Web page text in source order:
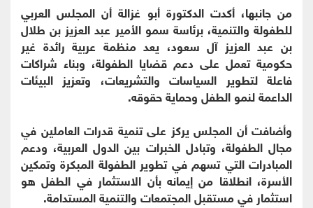
من جانبها، أكدت الدكتورة أبو غزالة أن المجلس العربي
للطفولة والتنمية، برئاسة سمو الأمير عبد العزيز بن طلال
بن عبد العزيز آل سعود، يعد منظمة عربية رائدة غير
حكومية تعمل على دعم قضايا الطفولة، وبناء شراكات
فاعلة لتطوير السياسات والتشريعات، وتعزيز البيئات
الداعمة لنمو الطفل وحماية حقوقه.
وأضافت أن المجلس يركز على تنمية قدرات العاملين في
مجال الطفولة، وتبادل الخبرات بين الدول العربية، ودعم
المبادرات التي تسهم في تطوير الطفولة المبكرة وتمكين
الأسرة، انطلاقا من إيمانه بأن الاستثمار في الطفل هو
استثمار في مستقبل المجتمعات والتنمية المستدامة.